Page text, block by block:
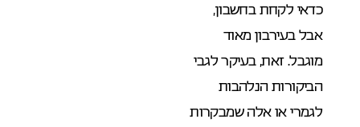
כדאי לקחת בחשבון,
אבל בעירבון מאוד
מוגבל. זאת, בעיקר לגבי
הביקורות הנלהבות
לגמרי או אלה שמבקרות